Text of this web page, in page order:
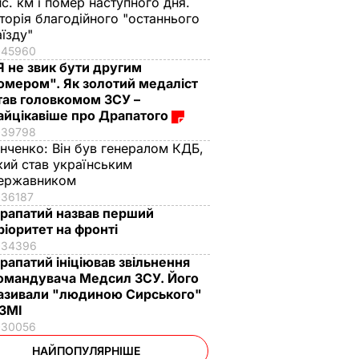
благодійного "останнього
45960
не звик бути другим
Як золотий медаліст
головкомом ЗСУ –
про Драпатого
39798
Він був генералом КДБ,
став українським
36187
назвав перший
на фронті
34396
ініціював звільнення
Медсил ЗСУ. Його
"людиною Сирського"
30056
НАЙПОПУЛЯРНІШЕ